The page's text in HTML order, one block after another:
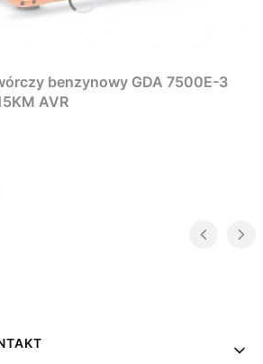
benzynowy GDA 7500E-3
AVR